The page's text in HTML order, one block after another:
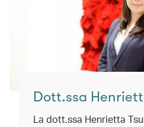
Dott.ssa
La dott.ssa Henrietta